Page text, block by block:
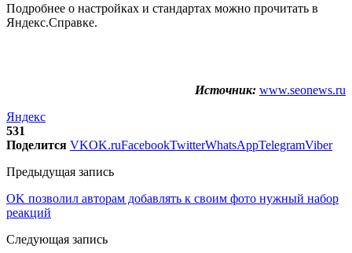
Подробнее о настройках и стандартах можно прочитать в
Яндекс.Справке.
Источник: www.seonews.ru
Яндекс
531
Поделится VKOK.ruFacebookTwitterWhatsAppTelegramViber
Предыдущая запись
OK позволил авторам добавлять к своим фото нужный набор
реакций
Следующая запись